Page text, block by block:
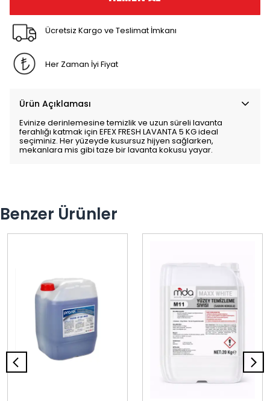
Ücretsiz Kargo ve Teslimat İmkanı
Her Zaman İyi Fiyat
Ürün Açıklaması
Evinize derinlemesine temizlik ve uzun süreli lavanta
ferahlığı katmak için EFEX FRESH LAVANTA 5 KG ideal
seçiminiz. Her yüzeyde kusursuz hijyen sağlarken,
mekanlara mis gibi taze bir lavanta kokusu yayar.
Benzer Ürünler